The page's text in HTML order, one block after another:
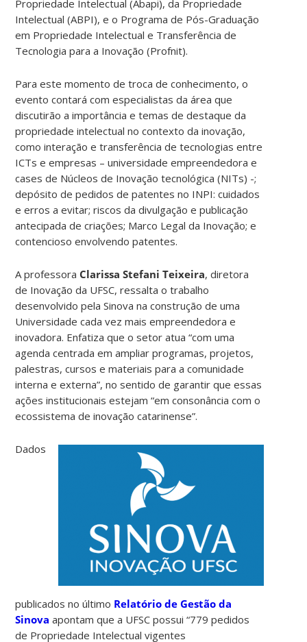
Propriedade Intelectual (Abapi), da Propriedade
Intelectual (ABPI), e o Programa de Pós-Graduação
em Propriedade Intelectual e Transferência de
Tecnologia para a Inovação (Profnit).
Para este momento de troca de conhecimento, o
evento contará com especialistas da área que
discutirão a importância e temas de destaque da
propriedade intelectual no contexto da inovação,
como interação e transferência de tecnologias entre
ICTs e empresas – universidade empreendedora e
cases de Núcleos de Inovação tecnológica (NITs) -;
depósito de pedidos de patentes no INPI: cuidados
e erros a evitar; riscos da divulgação e publicação
antecipada de criações; Marco Legal da Inovação; e
contencioso envolvendo patentes.
A professora Clarissa Stefani Teixeira, diretora
de Inovação da UFSC, ressalta o trabalho
desenvolvido pela Sinova na construção de uma
Universidade cada vez mais empreendedora e
inovadora. Enfatiza que o setor atua “com uma
agenda centrada em ampliar programas, projetos,
palestras, cursos e materiais para a comunidade
interna e externa”, no sentido de garantir que essas
ações institucionais estejam “em consonância com o
ecossistema de inovação catarinense”.
Dados
publicados no último Relatório de Gestão da
Sinova apontam que a UFSC possui “779 pedidos
de Propriedade Intelectual vigentes